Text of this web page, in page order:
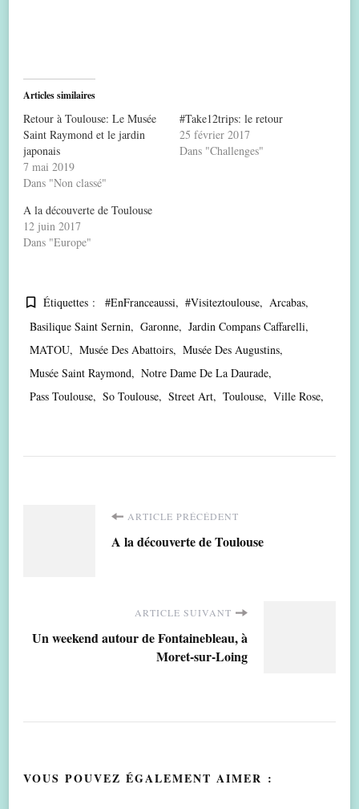
Articles similaires
Retour à Toulouse: Le Musée
Saint Raymond et le jardin
japonais
7 mai 2019
Dans "Non classé"
#Take12trips: le retour
25 février 2017
Dans "Challenges"
A la découverte de Toulouse
12 juin 2017
Dans "Europe"
Étiquettes : #EnFranceaussi #visiteztoulouse
Arcabas
Basilique Saint Sernin
Garonne
Jardin Compans Caffarelli
MATOU
Musée Des Abattoirs
Musée Des Augustins
Musée Saint Raymond
Notre Dame De La Daurade
Pass Toulouse
So Toulouse Street Art Toulouse Ville Rose
NavigationARTICLE PRÉCÉDENT
A la découverte de Toulouse
ARTICLE SUIVANT
Un weekend autour de Fontainebleau, à
Moret-sur-Loing
VOUS POUVEZ ÉGALEMENT AIMER :